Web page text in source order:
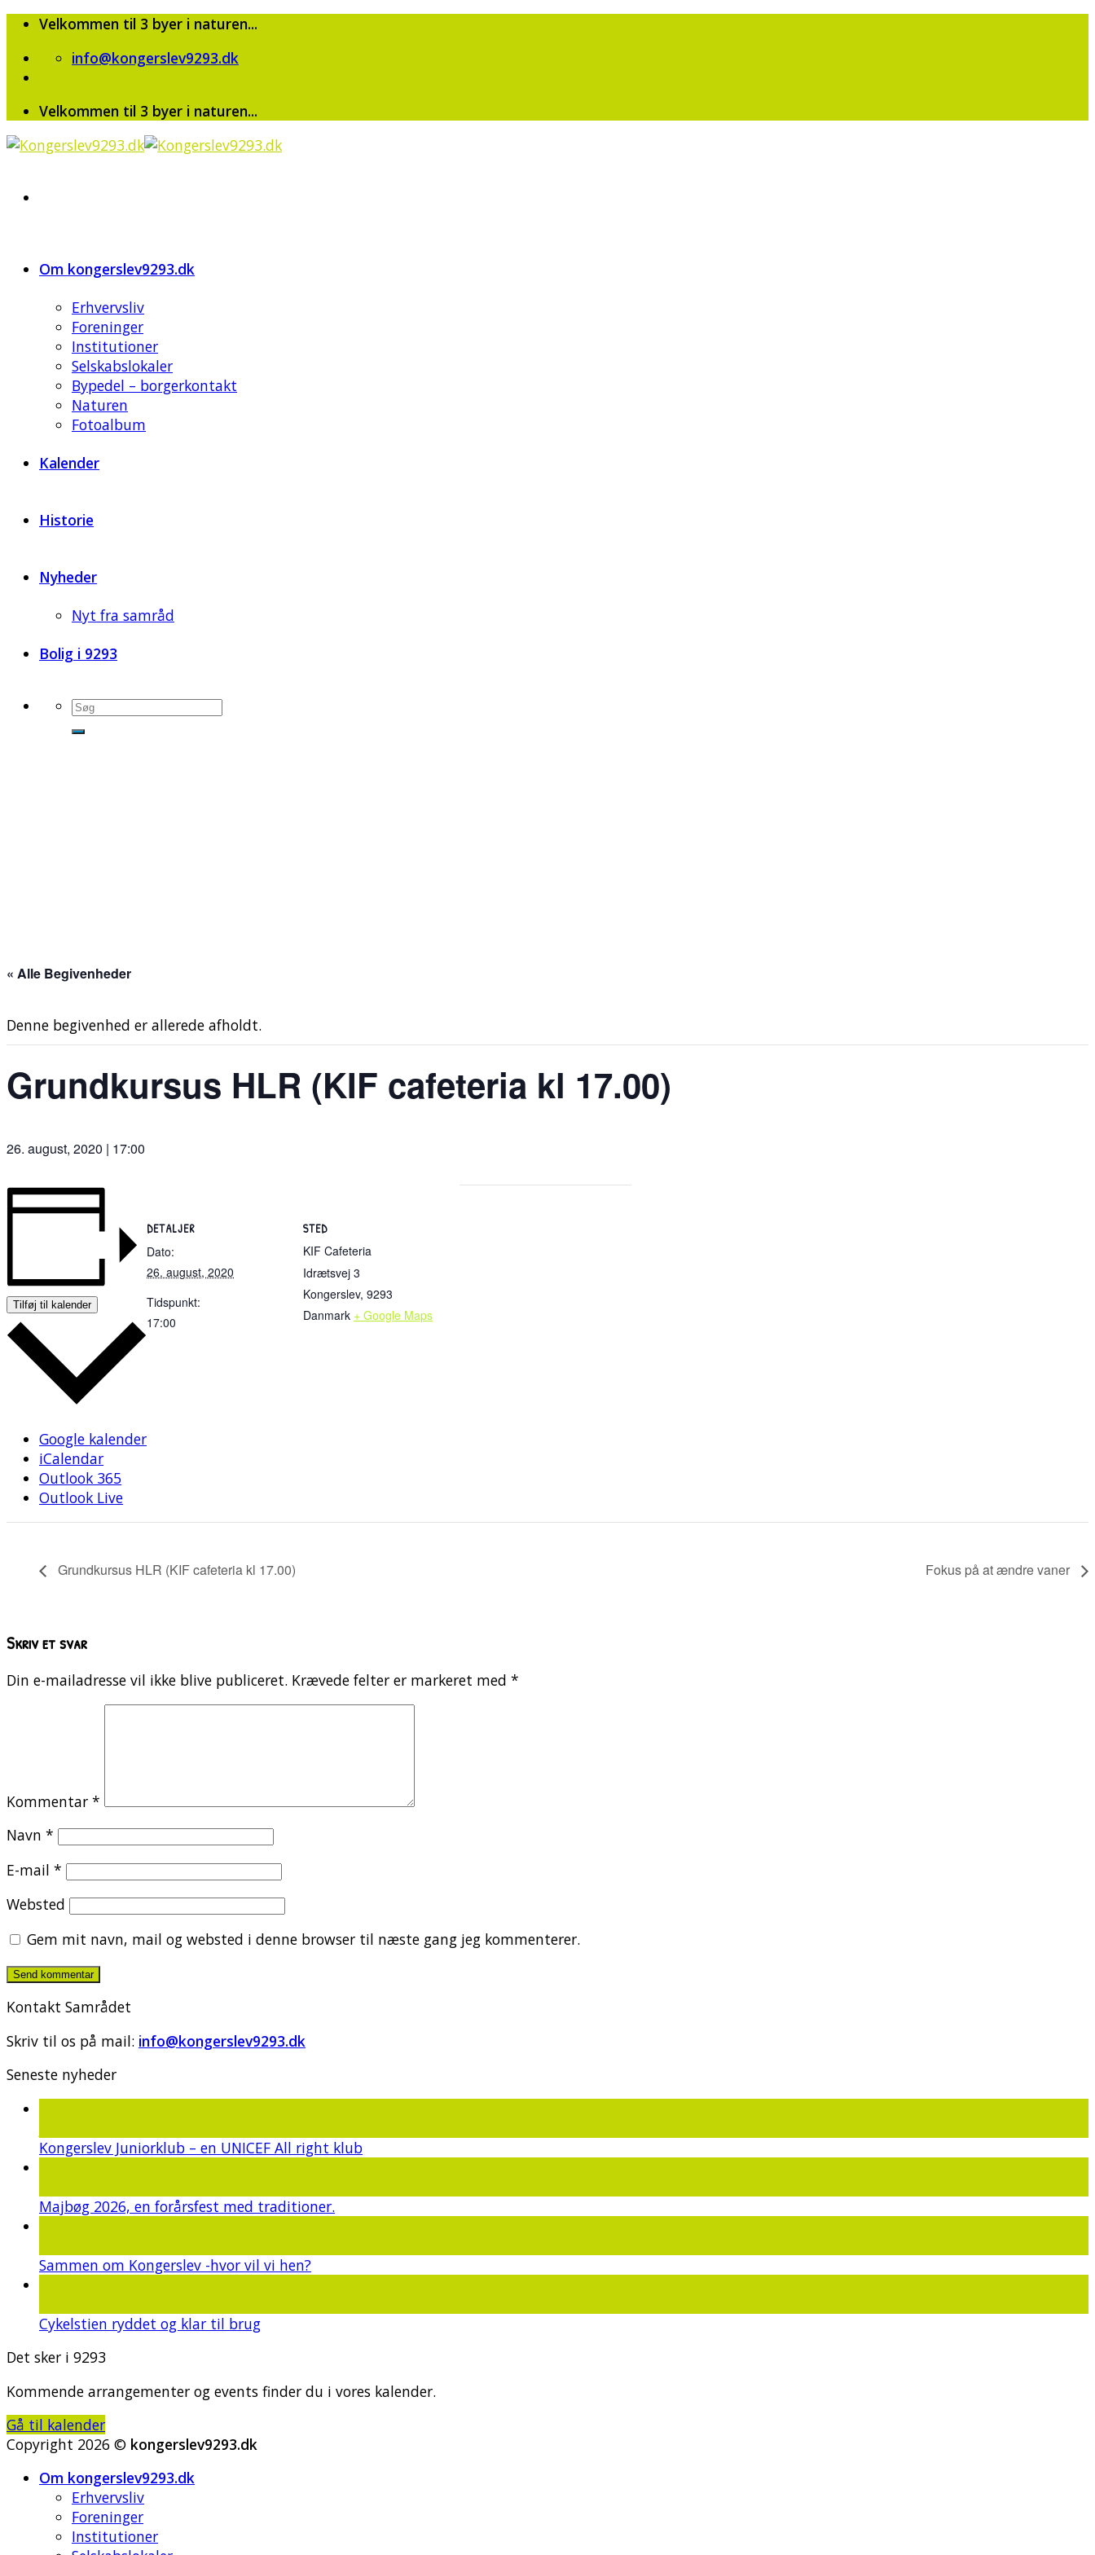
Skip
content
Velkommen til 3 byer i naturen...
info@kongerslev9293.dk
Velkommen til 3 byer i naturen...
Om kongerslev9293.dk
Erhvervsliv
Foreninger
Institutioner
Selskabslokaler
Bypedel – borgerkontakt
Naturen
Fotoalbum
Kalender
Historie
Nyheder
Nyt fra samråd
Bolig i 9293
« Alle Begivenheder
Denne begivenhed er allerede afholdt.
Grundkursus HLR (KIF cafeteria kl 17.00)
26. august, 2020 | 17:00
Tilføj til kalender
Google kalender
iCalendar
Outlook 365
Outlook Live
DETALJER
Dato:
26. august, 2020
Tidspunkt:
17:00
STED
KIF Cafeteria
Idrætsvej 3
Kongerslev, 9293
Danmark + Google Maps
Grundkursus HLR (KIF cafeteria kl 17.00) Fokus på at ændre vaner
Skriv et svar
Din e-mailadresse vil ikke blive publiceret. Krævede felter er markeret med *
Kommentar *
Navn *
E-mail *
Websted
Gem mit navn, mail og websted i denne browser til næste gang jeg kommenterer.
Kontakt Samrådet
Skriv til os på mail: info@kongerslev9293.dk
Seneste nyheder
Kongerslev Juniorklub – en UNICEF All right klub
Majbøg 2026, en forårsfest med traditioner.
Sammen om Kongerslev -hvor vil vi hen?
Cykelstien ryddet og klar til brug
Det sker i 9293
Kommende arrangementer og events finder du i vores kalender.
Gå til kalender
Copyright 2026 © kongerslev9293.dk
Om kongerslev9293.dk
Erhvervsliv
Foreninger
Institutioner